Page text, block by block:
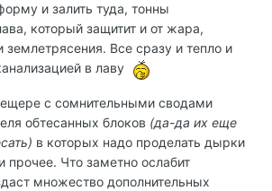
и залить туда, тонны
который защитит и от жара,
Все сразу и тепло и
в лаву
с сомнительными сводами
обтесанных блоков (да-да их еще
в которых надо проделать дырки
прочее. Что заметно ослабит
множество дополнительных